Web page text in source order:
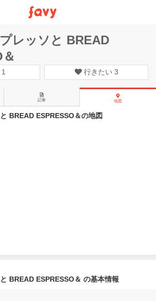
レッソと BREAD
1 行きたい 3
記事 地図
BREAD ESPRESSO＆の地図
BREAD ESPRESSO＆ の基本情報